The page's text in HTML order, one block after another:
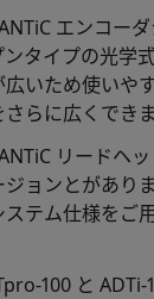
エンコー
ンタイプの光学
広いため使いや
らに広くできま
リードヘ
ジョンとがあり
ステム仕様をご
100 と